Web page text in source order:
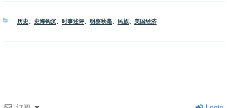
分
历史、 史海钩沉、 时事述评、 明察秋毫、 民族、 美国经济